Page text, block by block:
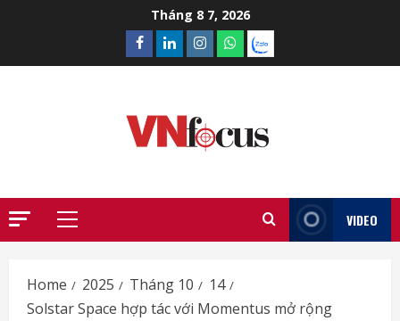
Tháng 8 7, 2026
Facebook
LinkedinInstagram
What’sapp
Zalo
Primary
VIDEO
Home 2025 Tháng 10
14
Solstar Space hợp tác với Momentus mở rộng